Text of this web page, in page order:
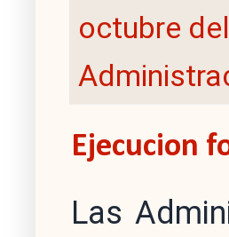
octubre
Ejecucion
Las